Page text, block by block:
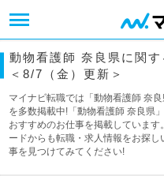
動物看護師 奈良県に関
＜8/7（金）更新＞
マイナビ転職では「動物看護師 奈
を多数掲載中!「動物看護師 奈良県
おすすめのお仕事を掲載していま
ードからも転職・求人情報をお探
事を見つけてみてください!